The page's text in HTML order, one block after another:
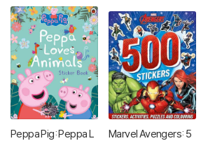
Peppa Pig: Peppa L
Marvel Avengers: 5